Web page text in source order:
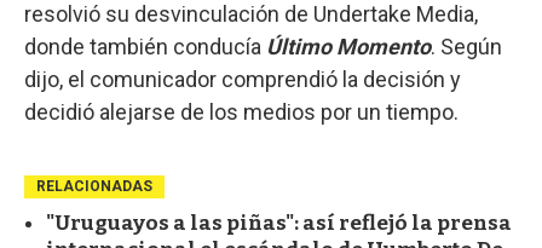
resolvió su desvinculación de Undertake Media,
donde también conducía Último Momento. Según
dijo, el comunicador comprendió la decisión y
decidió alejarse de los medios por un tiempo.
RELACIONADAS
"Uruguayos a las piñas": así reflejó la prensa